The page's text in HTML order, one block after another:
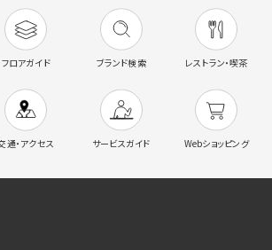
フロアガイド ブランド検索 レストラン・喫茶
通・アクセス サービスガイド Webショッピング